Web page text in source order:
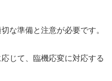
な準備と注意が必要です。
じて、臨機応変に対応する